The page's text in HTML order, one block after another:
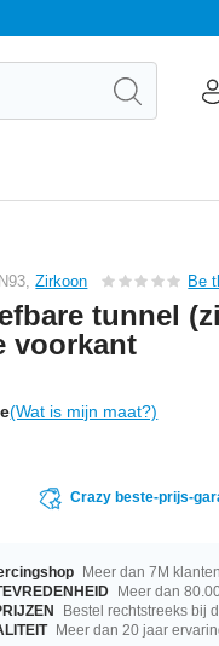
Zirkoon Be
tunnel
voorkant
(Wat is mijn maat?)
Crazy beste-prijs-
Meer dan 7M klanten
Meer dan
Bestel rechtstreeks bij
Meer dan 20 jaar